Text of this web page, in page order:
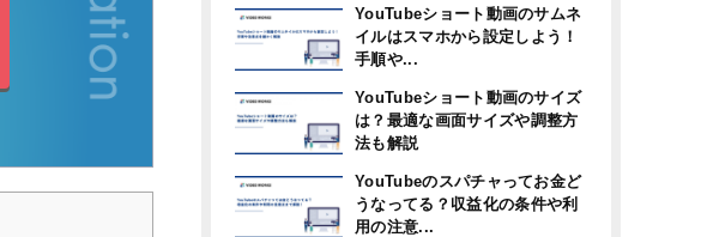
YouTubeショート動画のサムネ
イルはスマホから設定しよう！
手順や...
YouTubeショート動画のサイズ
は？最適な画面サイズや調整方
法も解説
YouTubeのスパチャってお金ど
うなってる？収益化の条件や利
用の注意...